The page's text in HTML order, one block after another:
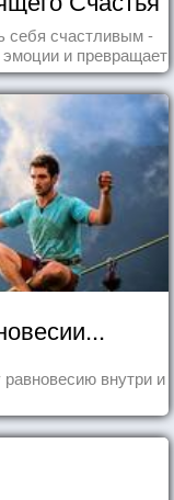
себя счастливым -
и превращает
внутри и